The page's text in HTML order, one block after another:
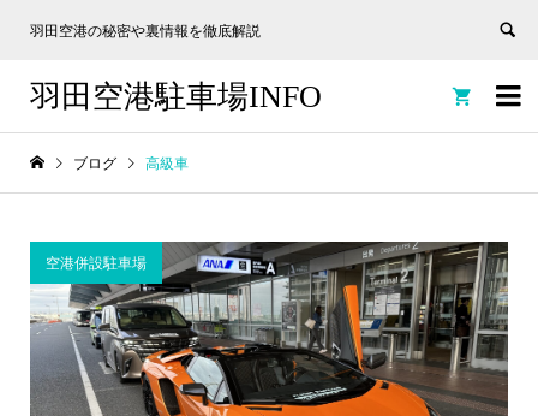
羽田空港の秘密や裏情報を徹底解説

羽田空港駐車場INFO 
ブログ 高級車
空港併設駐車場